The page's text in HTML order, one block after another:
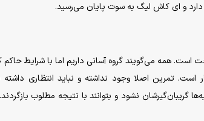
و ای کاش لیگ به سوت پایان می‌رسید.
همه می‌گویند گروه آسانی داریم اما با شرایط حاکم
است. تمرین اصلا وجود نداشته و نباید انتظاری داشته
گریبان‌گیرشان نشود و بتوانند با نتیجه مطلوب